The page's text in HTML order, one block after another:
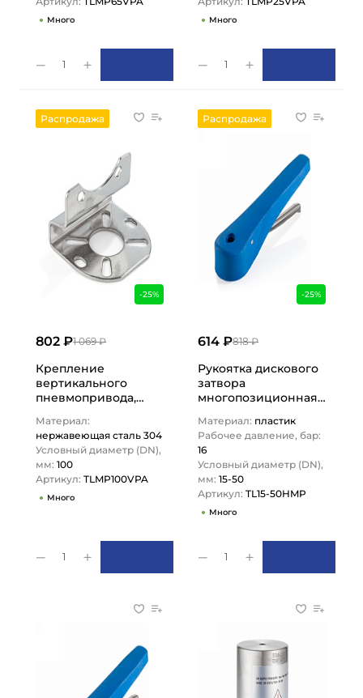
Много
1
Много
1
Распродажа
-25%
1 069 ₽
802 ₽
Крепление
вертикального
пневмопривода,
100, TLMP100VPA
TITAN…
Материал:
нержавеющая сталь 304
Условный диаметр (DN),
мм: 100
Артикул: TLMP100VPA
Много
1
Распродажа
-25%
818 ₽
614 ₽
Рукоятка дискового
затвора
многопозиционная
TL15-50HMP TITAN…
Материал: пластик
Рабочее давление, бар:
16
Условный диаметр (DN),
мм: 15-50
Артикул: TL15-50HMP
Много
1